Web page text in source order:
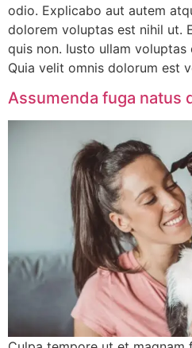
odio. Explicabo aut autem
dolorem voluptas est nihil ut.
quis non. Iusto ullam
Quia velit omnis dolorum est
Assumenda fuga natus